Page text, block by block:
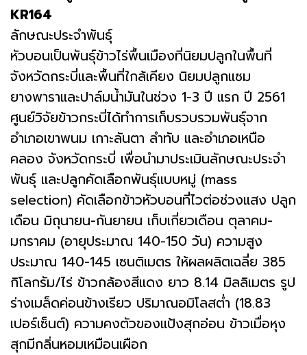
KR164
ลักษณะประจำพันธุ์
หัวบอนเป็นพันธุ์ข้าวไร่พื้นเมืองที่นิยมปลูกในพื้นที่
จังหวัดกระบี่และพื้นที่ใกล้เคียง นิยมปลูกแซม
ยางพาราและปาล์มน้ำมันในช่วง 1-3 ปี แรก ปี 2561
ศูนย์วิจัยข้าวกระบี่ได้ทำการเก็บรวบรวมพันธุ์จาก
อำเภอเขาพนม เกาะลันตา ลำทับ และอำเภอเหนือ
คลอง จังหวัดกระบี่ เพื่อนำมาประเมินลักษณะประจำ
พันธุ์ และปลูกคัดเลือกพันธุ์แบบหมู่ (mass
selection) คัดเลือกข้าวหัวบอนที่ไวต่อช่วงแสง ปลูก
เดือน มิถุนายน-กันยายน เก็บเกี่ยวเดือน ตุลาคม-
มกราคม (อายุประมาณ 140-150 วัน) ความสูง
ประมาณ 140-145 เซนติเมตร ให้ผลผลิตเฉลี่ย 385
กิโลกรัม/ไร่ ข้าวกล้องสีแดง ยาว 8.14 มิลลิเมตร รูป
ร่างเมล็ดค่อนข้างเรียว ปริมาณอมิโลสต่ำ (18.83
เปอร์เซ็นต์) ความคงตัวของแป้งสุกอ่อน ข้าวเมื่อหุง
สุกมีกลิ่นหอมเหมือนเผือก